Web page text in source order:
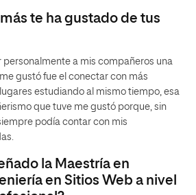
te ha gustado de tus
personalmente a mis compañeros una
gustó fue el conectar con más
estudiando al mismo tiempo, esa
que tuve me gustó porque, sin
podía contar con mis
la Maestría en
en Sitios Web a nivel